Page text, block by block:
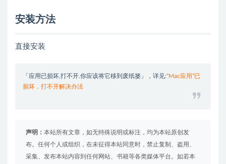
安装方法
直接安装
「应用已损坏,打不开.你应该将它移到废纸篓」，详见:“Mac应用”已
损坏，打不开解决办法
声明： 本站所有文章，如无特殊说明或标注，均为本站原创发
布。任何个人或组织，在未征得本站同意时，禁止复制、盗用、
采集、发布本站内容到任何网站、书籍等各类媒体平台。如若本